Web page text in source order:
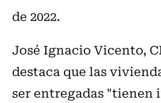
de 2022.
José Ignacio Vicento,
destaca que las
ser entregadas "tienen